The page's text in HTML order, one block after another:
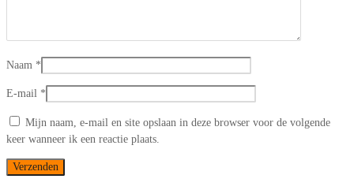
Naam *
E-mail *
Mijn naam, e-mail en site opslaan in deze browser voor de volgende
keer wanneer ik een reactie plaats.